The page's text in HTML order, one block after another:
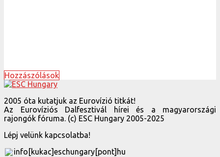
Hozzászólások
2005 óta kutatjuk az Eurovízió titkát!
Az Eurovíziós Dalfesztivál hírei és a magyarországi
rajongók fóruma. (c) ESC Hungary 2005-2025
Lépj velünk kapcsolatba!
info[kukac]eschungary[pont]hu